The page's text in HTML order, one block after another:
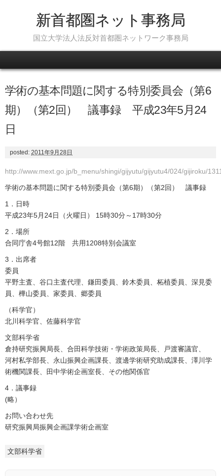
新首都圏ネット事務局
国立大学法人法反対首都圏ネットワーク事務局
学術の基本問題に関する特別委員会（第6
期）（第2回） 議事録 平成23年5月24
日
posted: 2011年9月28日
http://www.mext.go.jp/b_menu/shingi/gijyutu/gijyutu4/024/gijiroku/
学術の基本問題に関する特別委員会（第6期）（第2回） 議事録
1．日時
平成23年5月24日（火曜日） 15時30分～17時30分
2．場所
合同庁舎4号館12階 共用1208特別会議室
3．出席者
委員
平野主査、谷口主査代理、鎌田委員、鈴木委員、柘植委員、深見委
員、樺山委員、家委員、郷委員
（科学官）
北川科学官、佐藤科学官
文部科学省
倉持研究振興局長、合田科学技術・学術政策局長、戸渡審議官、
河村私学部長、永山振興企画課長、渡邊学術研究助成課長、澤川学
術機関課長、田中学術企画室長、その他関係官
4．議事録
(略）
お問い合わせ先
研究振興局振興企画課学術企画室
文部科学省